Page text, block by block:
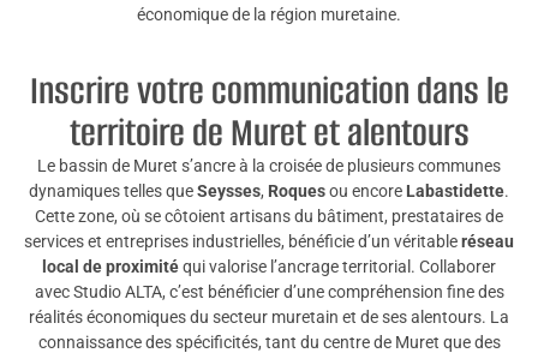
économique de la région muretaine.
Inscrire votre communication dans le
territoire de Muret et alentours
Le bassin de Muret s’ancre à la croisée de plusieurs communes
dynamiques telles queSeysses, Roquesou encore Labastidette.
Cette zone, où se côtoient artisans du bâtiment, prestataires de
services et entreprises industrielles, bénéficie d’un véritableréseau
local de proximitéqui valorise l’ancrage territorial. Collaborer
avec Studio ALTA, c’est bénéficier d’une compréhension fine des
réalités économiques du secteur muretain et de ses alentours. La
connaissance des spécificités, tant du centre de Muret que des